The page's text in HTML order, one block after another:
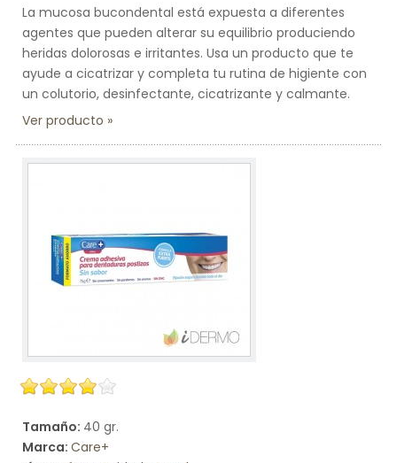
La mucosa bucondental está expuesta a diferentes
agentes que pueden alterar su equilibrio produciendo
heridas dolorosas e irritantes. Usa un producto que te
ayude a cicatrizar y completa tu rutina de higiente con
un colutorio, desinfectante, cicatrizante y calmante.
Ver producto
Tamaño: 40 gr.
Marca: Care+